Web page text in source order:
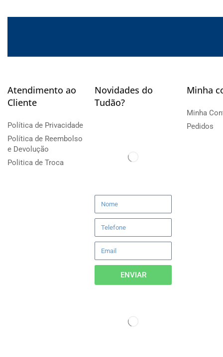
Atendimento ao
Cliente
Política de Privacidade
Política de Reembolso
e Devolução
Politica de Troca
Novidades do
Tudão?
ENVIAR
Minha
Minha
Pedidos